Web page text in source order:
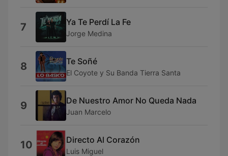
7 Ya Te Perdí La Fe
Jorge Medina
8 Te Soñé
El Coyote y Su Banda Tierra Santa
9 De Nuestro Amor No Queda Nada
Juan Marcelo
10 Directo Al Corazón
Luis Miguel